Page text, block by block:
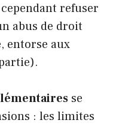
refuser
abus de droit
entorse aux
se
: les limites